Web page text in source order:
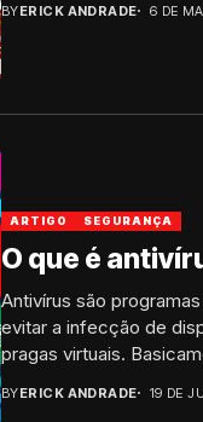
BYERICK ANDRADE 6 DE
ARTIGO SEGURANÇA
O que é
Antivírus são
evitar a infecção de
pragas virtuais.
BYERICK ANDRADE 19 DE